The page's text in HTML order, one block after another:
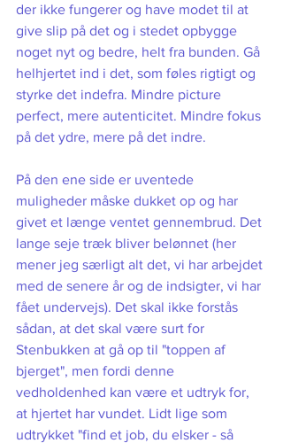
der ikke fungerer og have modet til at
give slip på det og i stedet opbygge
noget nyt og bedre, helt fra bunden. Gå
helhjertet ind i det, som føles rigtigt og
styrke det indefra. Mindre picture
perfect, mere autenticitet. Mindre fokus
på det ydre, mere på det indre.
På den ene side er uventede
muligheder måske dukket op og har
givet et længe ventet gennembrud. Det
lange seje træk bliver belønnet (her
mener jeg særligt alt det, vi har arbejdet
med de senere år og de indsigter, vi har
fået undervejs). Det skal ikke forstås
sådan, at det skal være surt for
Stenbukken at gå op til "toppen af
bjerget", men fordi denne
vedholdenhed kan være et udtryk for,
at hjertet har vundet. Lidt lige som
udtrykket "find et job, du elsker - så